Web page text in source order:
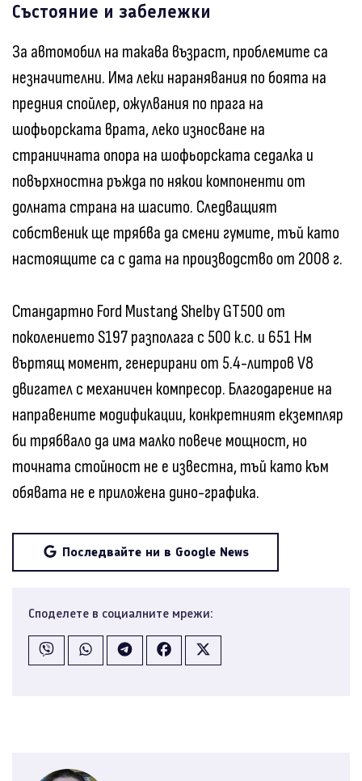
Състояние и забележки
За автомобил на такава възраст, проблемите са
незначителни. Има леки наранявания по боята на
предния спойлер, ожулвания по прага на
шофьорската врата, леко износване на
страничната опора на шофьорската седалка и
повърхностна ръжда по някои компоненти от
долната страна на шасито. Следващият
собственик ще трябва да смени гумите, тъй като
настоящите са с дата на производство от 2008 г.
Стандартно Ford Mustang Shelby GT500 от
поколението S197 разполага с 500 к.с. и 651 Нм
въртящ момент, генерирани от 5.4-литров V8
двигател с механичен компресор. Благодарение на
направените модификации, конкретният екземпляр
би трябвало да има малко повече мощност, но
точната стойност не е известна, тъй като към
обявата не е приложена дино-графика.
Последвайте ни в Google News
Споделете в социалните мрежи: